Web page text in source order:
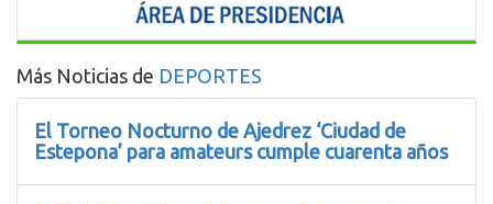
Más Noticias de DEPORTES
El Torneo Nocturno de Ajedrez ‘Ciudad de
Estepona’ para amateurs cumple cuarenta años